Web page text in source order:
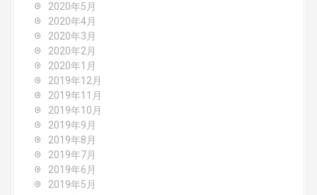
2020年5月
2020年4月
2020年3月
2020年2月
2020年1月
2019年12月
2019年11月
2019年10月
2019年9月
2019年8月
2019年7月
2019年6月
2019年5月